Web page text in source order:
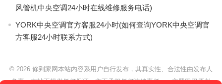
风管机中央空调24小时在线维修服务电话)
YORK中央空调官方客服24小时(如何查询YORK中央空调官
方客服24小时联系方式)
© 2026 修到家网本站内容系用户自行发布，其真实性、合法性由发布人
负责，本站不提供任何保证，亦不承担任何法律责任。- 主题巴巴原创